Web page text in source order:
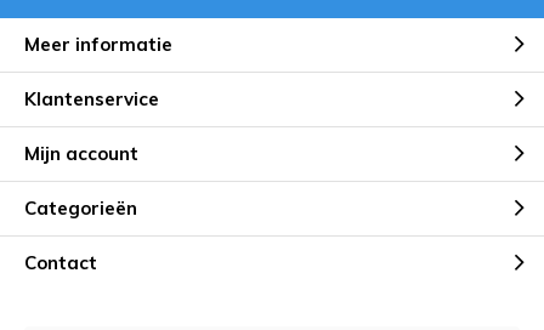
Meer informatie
Klantenservice
Mijn account
Categorieën
Contact